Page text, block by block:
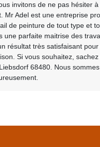
invitons de ne pas hésiter
Mr Adel est une entreprise
de peinture de tout type et
une parfaite maitrise des
résultat très satisfaisant
Si vous souhaitez,
68480. Nous